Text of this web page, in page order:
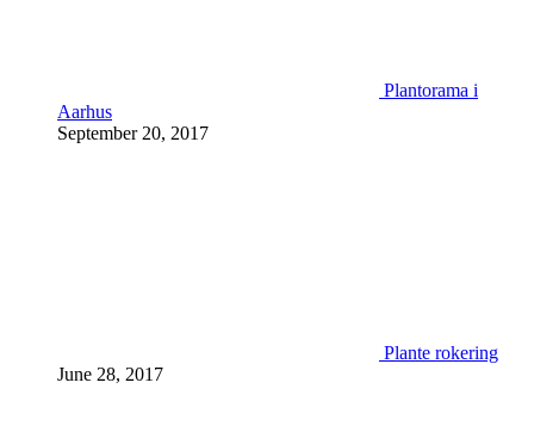
Plantorama i
Aarhus
September 20, 2017
Plante rokering
June 28, 2017